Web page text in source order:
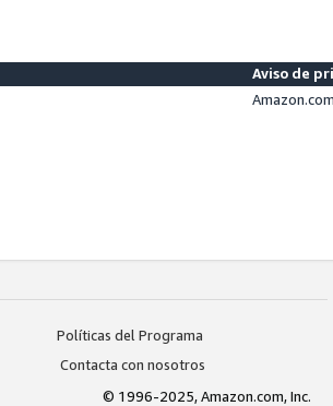
Aviso de
Políticas del Programa
Contacta con nosotros
© 1996-2025, Amazon.com, Inc.